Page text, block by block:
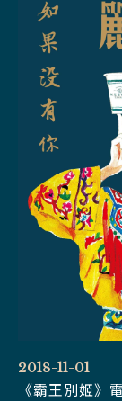
2018-11-01
《霸王別姬》